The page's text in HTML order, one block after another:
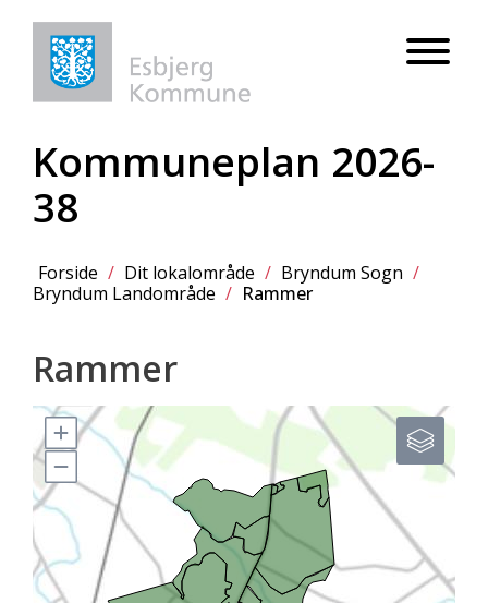
Kommuneplan 2026-
38
Forside / Dit lokalområde / Bryndum Sogn /
Bryndum Landområde / Rammer
Rammer